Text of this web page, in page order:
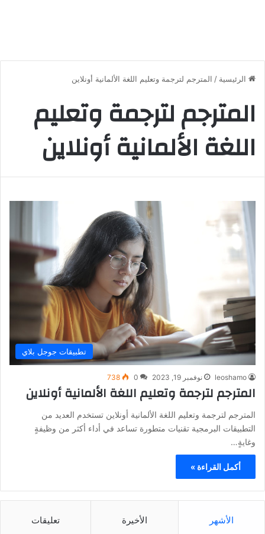
الرئيسية / المترجم لترجمة وتعليم اللغة الألمانية أونلاين
المترجم لترجمة وتعليم
اللغة الألمانية أونلاين
تطبيقات جوجل بلاي
leoshamo نوفمبر 19, 2023 0
738
المترجم لترجمة وتعليم اللغة الألمانية أونلاين
المترجم لترجمة وتعليم اللغة الألمانية أونلاين تستخدم العديد من
التطبيقات البرمجية تقنيات متطورة تساعد في أداء أكثر من وظيفةٍ
وغايةٍ…
أكمل القراءة »
الأشهر الأخيرة تعليقات